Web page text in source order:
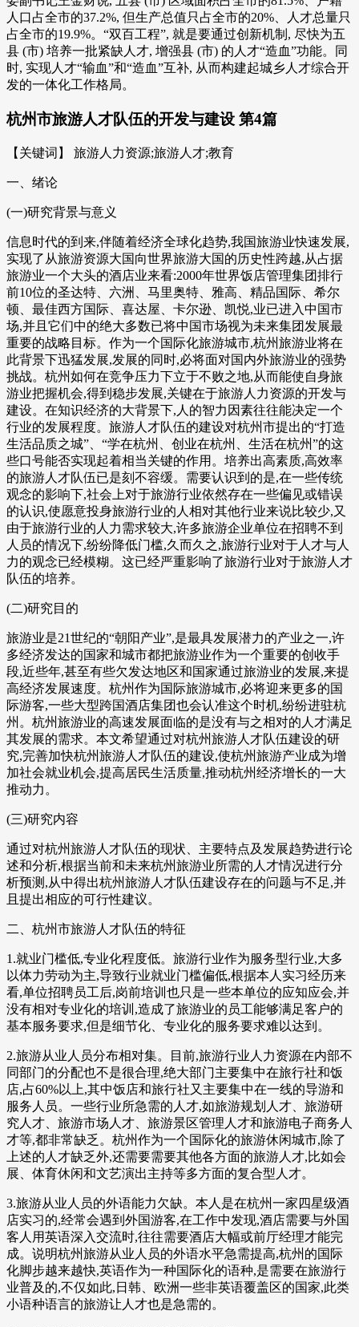
人口占全市的37.2%, 但生产总值只占全市的20%、人才总量只
占全市的19.9%。“双百工程”, 就是要通过创新机制, 尽快为五
县 (市) 培养一批紧缺人才, 增强县 (市) 的人才“造血”功能。同
时, 实现人才“输血”和“造血”互补, 从而构建起城乡人才综合开
发的一体化工作格局。
杭州市旅游人才队伍的开发与建设 第4篇
【关键词】 旅游人力资源;旅游人才;教育
一、绪论
(一)研究背景与意义
信息时代的到来,伴随着经济全球化趋势,我国旅游业快速发展,
实现了从旅游资源大国向世界旅游大国的历史性跨越,从占据
旅游业一个大头的酒店业来看:2000年世界饭店管理集团排行
前10位的圣达特、六洲、马里奥特、雅高、精品国际、希尔
顿、最佳西方国际、喜达屋、卡尔逊、凯悦,业已进入中国市
场,并且它们中的绝大多数已将中国市场视为未来集团发展最
重要的战略目标。作为一个国际化旅游城市,杭州旅游业将在
此背景下迅猛发展,发展的同时,必将面对国内外旅游业的强势
挑战。杭州如何在竞争压力下立于不败之地,从而能使自身旅
游业把握机会,得到稳步发展,关键在于旅游人力资源的开发与
建设。在知识经济的大背景下,人的智力因素往往能决定一个
行业的发展程度。旅游人才队伍的建设对杭州市提出的“打造
生活品质之城”、“学在杭州、创业在杭州、生活在杭州”的这
些口号能否实现起着相当关键的作用。培养出高素质,高效率
的旅游人才队伍已是刻不容缓。需要认识到的是,在一些传统
观念的影响下,社会上对于旅游行业依然存在一些偏见或错误
的认识,使愿意投身旅游行业的人相对其他行业来说比较少,又
由于旅游行业的人力需求较大,许多旅游企业单位在招聘不到
人员的情况下,纷纷降低门槛,久而久之,旅游行业对于人才与人
力的观念已经模糊。这已经严重影响了旅游行业对于旅游人才
队伍的培养。
(二)研究目的
旅游业是21世纪的“朝阳产业”,是最具发展潜力的产业之一,许
多经济发达的国家和城市都把旅游业作为一个重要的创收手
段,近些年,甚至有些欠发达地区和国家通过旅游业的发展,来提
高经济发展速度。杭州作为国际旅游城市,必将迎来更多的国
际游客,一些大型跨国酒店集团也会认准这个时机,纷纷进驻杭
州。杭州旅游业的高速发展面临的是没有与之相对的人才满足
其发展的需求。本文希望通过对杭州旅游人才队伍建设的研
究,完善加快杭州旅游人才队伍的建设,使杭州旅游产业成为增
加社会就业机会,提高居民生活质量,推动杭州经济增长的一大
推动力。
(三)研究内容
通过对杭州旅游人才队伍的现状、主要特点及发展趋势进行论
述和分析,根据当前和未来杭州旅游业所需的人才情况进行分
析预测,从中得出杭州旅游人才队伍建设存在的问题与不足,并
且提出相应的可行性建议。
二、杭州市旅游人才队伍的特征
1.就业门槛低,专业化程度低。旅游行业作为服务型行业,大多
以体力劳动为主,导致行业就业门槛偏低,根据本人实习经历来
看,单位招聘员工后,岗前培训也只是一些本单位的应知应会,并
没有相对专业化的培训,造成了旅游业的员工能够满足客户的
基本服务要求,但是细节化、专业化的服务要求难以达到。
2.旅游从业人员分布相对集。目前,旅游行业人力资源在内部不
同部门的分配也不是很合理,绝大部门主要集中在旅行社和饭
店,占60%以上,其中饭店和旅行社又主要集中在一线的导游和
服务人员。一些行业所急需的人才,如旅游规划人才、旅游研
究人才、旅游市场人才、旅游景区管理人才和旅游电子商务人
才等,都非常缺乏。杭州作为一个国际化的旅游休闲城市,除了
上述的人才缺乏外,还需要需要其他各方面的旅游人才,比如会
展、体育休闲和文艺演出主持等多方面的复合型人才。
3.旅游从业人员的外语能力欠缺。本人是在杭州一家四星级酒
店实习的,经常会遇到外国游客,在工作中发现,酒店需要与外国
客人用英语深入交流时,往往需要酒店大幅或前厅经理才能完
成。说明杭州旅游从业人员的外语水平急需提高,杭州的国际
化脚步越来越快,英语作为一种国际化的语种,是需要在旅游行
业普及的,不仅如此,日韩、欧洲一些非英语覆盖区的国家,此类
小语种语言的旅游让人才也是急需的。